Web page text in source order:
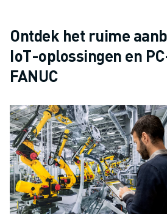
SMART FACTORY OPLOSSINGEN VOOR
PRODUCT REGISTRATIE » FANUC
CASE STUDIES
OPLOSSINGEN
ALLE INDUSTRIEËN
LUCHTVAART
AUTOMOTIVE
ELEKTRISCHE VOERTUIGEN
ELEKTRONICA
FOOD & BEVERAGE
MEDISCH
Ontdek het ruime
IoT-oplossingen en
FANUC